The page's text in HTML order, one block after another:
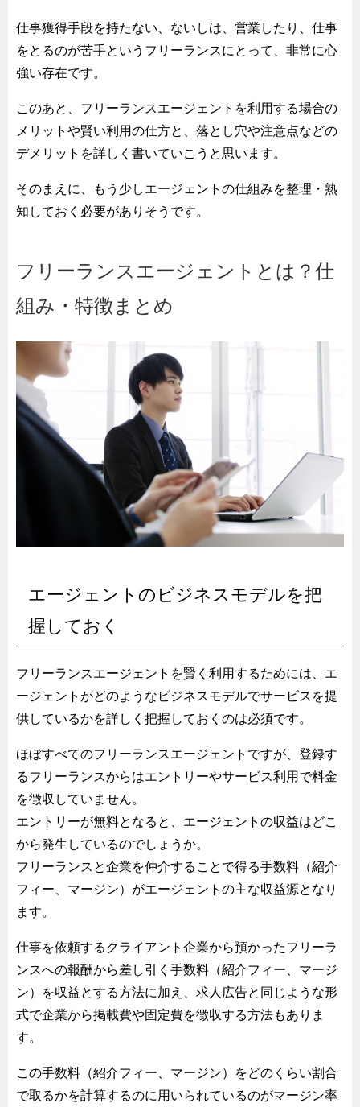
仕事獲得手段を持たない、ないしは、営業したり、仕事
をとるのが苦手というフリーランスにとって、非常に心
強い存在です。
このあと、フリーランスエージェントを利用する場合の
メリットや賢い利用の仕方と、落とし穴や注意点などの
デメリットを詳しく書いていこうと思います。
そのまえに、もう少しエージェントの仕組みを整理・熟
知しておく必要がありそうです。
フリーランスエージェントとは？仕
組み・特徴まとめ
エージェントのビジネスモデルを把
握しておく
フリーランスエージェントを賢く利用するためには、エ
ージェントがどのようなビジネスモデルでサービスを提
供しているかを詳しく把握しておくのは必須です。
ほぼすべてのフリーランスエージェントですが、登録す
るフリーランスからはエントリーやサービス利用で料金
を徴収していません。
エントリーが無料となると、エージェントの収益はどこ
から発生しているのでしょうか。
フリーランスと企業を仲介することで得る手数料（紹介
フィー、マージン）がエージェントの主な収益源となり
ます。
仕事を依頼するクライアント企業から預かったフリーラ
ンスへの報酬から差し引く手数料（紹介フィー、マージ
ン）を収益とする方法に加え、求人広告と同じような形
式で企業から掲載費や固定費を徴収する方法もありま
す。
この手数料（紹介フィー、マージン）をどのくらい割合
で取るかを計算するのに用いられているのがマージン率